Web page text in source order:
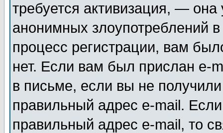
требуется активизация, —
анонимных злоупотреблений
процесс регистрации, вам
нет. Если вам был прислан e-
в письме, если вы не
правильный адрес e-mail.
правильный адрес e-mail, то